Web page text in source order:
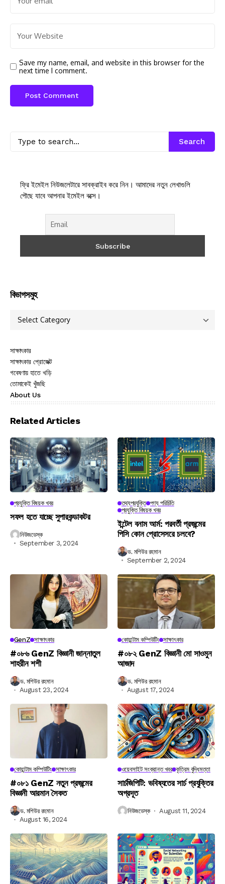
Save my name, email, and website in this browser for the
next time I comment.
Search
ফ্রি ইমেইল নিউজলেটারে সাবক্রাইব করে নিন। আমাদের নতুন লেখাগুলি
পৌছে যাবে আপনার ইমেইল বক্সে।
বিভাগসমুহ
সাক্ষাৎকার
সাক্ষাৎকার প্রোজেক্ট
গবেষণায় হাতে খড়ি
তোমাকেই খুঁজছি
About Us
Related Articles
প্রযুক্তি বিষয়ক খবর
সফল হতে যাচ্ছে সুপারকন্ডাকটর
নিউজডেস্ক
September 3, 2024
তথ্যপ্রযুক্তি পণ্য পরিচিতি
প্রযুক্তি বিষয়ক খবর
ইন্টেল বনাম আর্ম: পরবর্তী প্রজন্মের
পিসি কোন প্রোসেসরে চলবে?
ড. মশিউর রহমান
September 2, 2024
GenZ সাক্ষাৎকার
#০৮৬ GenZ বিজ্ঞানী জান্নাতুল
শাহরীন শশী
ড. মশিউর রহমান
August 23, 2024
কোয়ান্টাম কম্পিউটিং সাক্ষাৎকার
#০৮২ GenZ বিজ্ঞানী মো সাওমুন
আজাদ
ড. মশিউর রহমান
August 17, 2024
কোয়ান্টাম কম্পিউটিং সাক্ষাৎকার
#০৮১ GenZ নতুন প্রজন্মের
বিজ্ঞানী আরমান সৈকত
ড. মশিউর রহমান
August 16, 2024
ওয়েবসাইট সংক্রান্ত খবর কৃত্রিম বুদ্ধিমত্তা
সার্চজিপিটি: ভবিষ্যতের সার্চ প্রযুক্তির
অগ্রদূত
নিউজডেস্ক August 11, 2024